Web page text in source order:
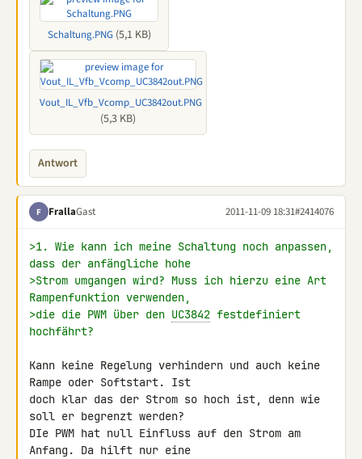
Schaltung.PNG(5,1 KB)
Vout_IL_Vfb_Vcomp_UC3842out.PNG
(5,3 KB)
Antwort
F FrallaGast 2011-11-09 18:31#2414076
>1. Wie kann ich meine Schaltung noch anpassen,
dass der anfängliche hohe
>Strom umgangen wird? Muss ich hierzu eine Art
Rampenfunktion verwenden,
>die die PWM über den UC3842 festdefiniert
hochfährt?
Kann keine Regelung verhindern und auch keine
Rampe oder Softstart. Ist
doch klar das der Strom so hoch ist, denn wie
soll er begrenzt werden?
DIe PWM hat null Einfluss auf den Strom am
Anfang. Da hilft nur eine